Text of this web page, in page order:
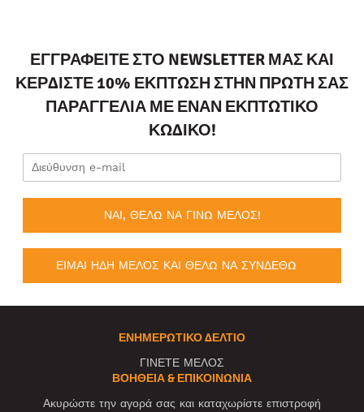
ΕΓΓΡΑΦΕΊΤΕ ΣΤΟ NEWSLETTER ΜΑΣ ΚΑΙ
ΚΕΡΔΊΣΤΕ 10% ΈΚΠΤΩΣΗ ΣΤΗΝ ΠΡΏΤΗ ΣΑΣ
ΠΑΡΑΓΓΕΛΊΑ ΜΕ ΈΝΑΝ ΕΚΠΤΩΤΙΚΌ
ΚΩΔΙΚΌ!
ΝΑΙ, ΘΕΛΩ ΝΑ ΓΙΝΩ ΜΕΛΟΣ!
ΕΙΜΑΙ ΗΔΗ ΜΕΛΟΣ ΚΑΙ ΘΕΛΩ ΝΑ ΣΥΝΔΕΘΩ
ΕΝΗΜΕΡΩΤΙΚΌ ΔΕΛΤΊΟ
ΓΙΝΕΤΕ ΜΕΛΟΣ
ΒΟΉΘΕΙΑ & ΕΠΙΚΟΙΝΩΝΊΑ
Ακυρώστε την αγορά σας και καταχωρίστε επιστροφή